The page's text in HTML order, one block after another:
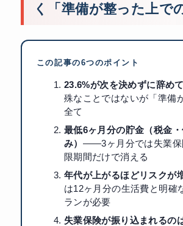
く「準備が整った上で
この記事の6つのポイント
23.6%が次を決めずに辞め
殊なことではないが「準備
全て
最低6ヶ月分の貯金（税金
み） ——3ヶ月分では失業保
限期間だけで消える
年代が上がるほどリスクが
は12ヶ月分の生活費と明確
ランが必要
失業保険が振り込まれるの